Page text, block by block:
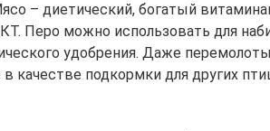
– диетический, богатый
Перо можно использовать для
удобрения. Даже
качестве подкормки для других